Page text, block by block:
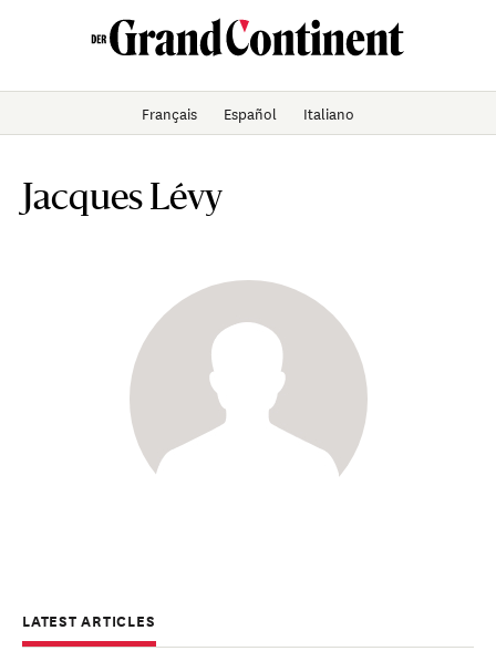
Français Español Italiano
Jacques Lévy
LATEST ARTICLES